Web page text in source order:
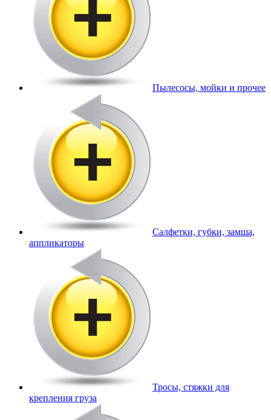
Пылесосы, мойки и прочее
Салфетки, губки, замша,
аппликаторы
Тросы, стяжки для
крепления груза